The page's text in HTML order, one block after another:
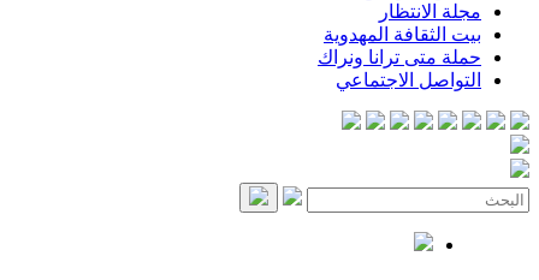
المهدوية
ترانا ونراك
الاجتماعي